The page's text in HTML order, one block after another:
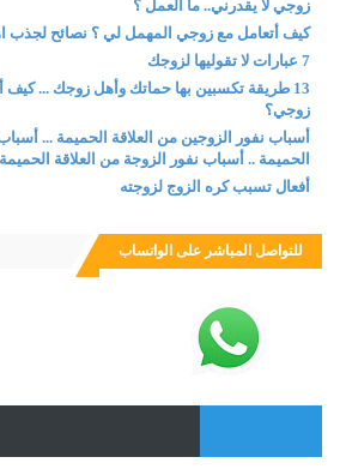
زوجي لا يقدرني.. ما العمل ؟
كيف أتعامل مع زوجي المهمل لي ؟ نصائح لجذب
7 عبارات لا تقوليها لزوجك
13 طريقة تكسبين بها حماتك وأهل زوجك ...
زوجي؟
أسباب نفور الزوجين من العلاقة الحميمة ...
الحميمة .. أسباب نفور الزوجة من العلاقة الحميمة
أفعال تسبب كره الزوج لزوجته
للتواصل المباشر على الواتساب